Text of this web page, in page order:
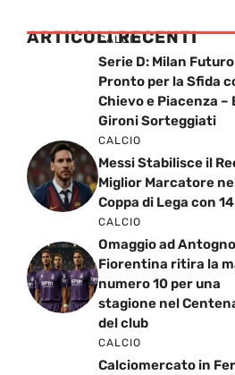
ARTICOLI RECENTI
CALCIO
Serie D: Milan Futuro
Pronto per la Sfida
Chievo e Piacenza –
Gironi Sorteggiati
CALCIO
Messi Stabilisce il
Miglior Marcatore
Coppa di Lega con
CALCIO
Omaggio ad
Fiorentina ritira la
numero 10 per una
stagione nel
del club
CALCIO
Calciomercato in